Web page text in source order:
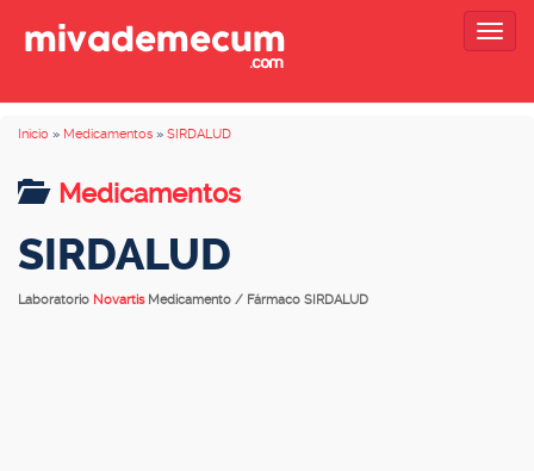
Inicio » Medicamentos » SIRDALUD
Medicamentos
SIRDALUD
Laboratorio Novartis Medicamento / Fármaco SIRDALUD